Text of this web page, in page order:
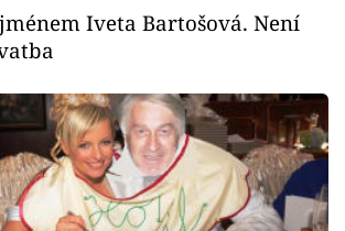
Iveta Bartošová. Není